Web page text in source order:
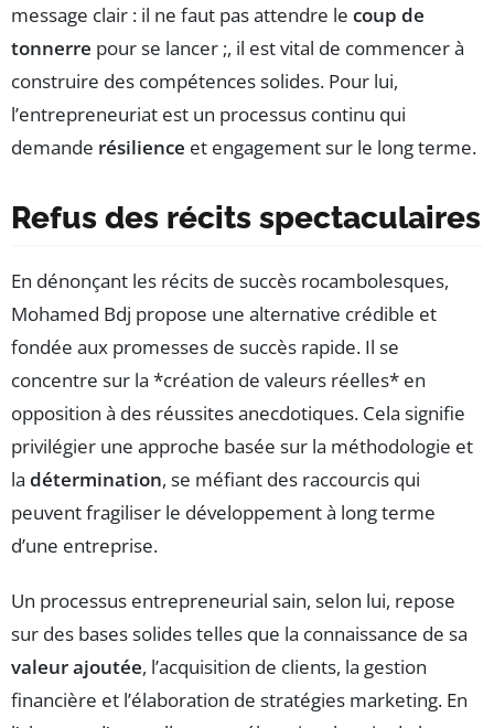
message clair : il ne faut pas attendre le coup de
tonnerre pour se lancer ;, il est vital de commencer à
construire des compétences solides. Pour lui,
l’entrepreneuriat est un processus continu qui
demande résilience et engagement sur le long terme.
Refus des récits spectaculaires
En dénonçant les récits de succès rocambolesques,
Mohamed Bdj propose une alternative crédible et
fondée aux promesses de succès rapide. Il se
concentre sur la *création de valeurs réelles* en
opposition à des réussites anecdotiques. Cela signifie
privilégier une approche basée sur la méthodologie et
la détermination, se méfiant des raccourcis qui
peuvent fragiliser le développement à long terme
d’une entreprise.
Un processus entrepreneurial sain, selon lui, repose
sur des bases solides telles que la connaissance de sa
valeur ajoutée, l’acquisition de clients, la gestion
financière et l’élaboration de stratégies marketing. En